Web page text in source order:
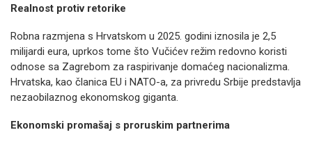
Realnost protiv retorike
Robna razmjena s Hrvatskom u 2025. godini iznosila je 2,5
milijardi eura, uprkos tome što Vučićev režim redovno koristi
odnose sa Zagrebom za raspirivanje domaćeg nacionalizma.
Hrvatska, kao članica EU i NATO-a, za privredu Srbije predstavlja
nezaobilaznog ekonomskog giganta.
Ekonomski promašaj s proruskim partnerima